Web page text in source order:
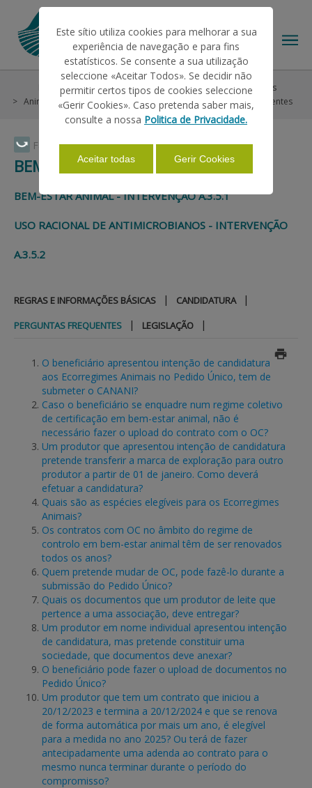
Faça Swipe para ver o menu
HELP/SUPPORT
INFORMATIONS
Login / Register
Help/Support Helps on Unique Request
Ecorregimes
Animais
Bem-estar e Antimicrobianos Perguntas Frequentes
BEM-ESTAR E ANTIMICROBIANOS
BEM-ESTAR ANIMAL - INTERVENÇÃO A.3.5.1
USO RACIONAL DE ANTIMICROBIANOS - INTERVENÇÃO
A.3.5.2
REGRAS E INFORMAÇÕES BÁSICAS | CANDIDATURA |
PERGUNTAS FREQUENTES | LEGISLAÇÃO |
O beneficiário apresentou intenção de candidatura
aos Ecorregimes Animais no Pedido Único, tem de
submeter o CANANI?
Caso o beneficiário se enquadre num regime coletivo
de certificação em bem-estar animal, não é
necessário fazer o upload do contrato com o OC?
Um produtor que apresentou intenção de candidatura
pretende transferir a marca de exploração para outro
produtor a partir de 01 de janeiro. Como deverá
efetuar a candidatura?
Quais são as espécies elegíveis para os Ecorregimes
Animais?
Os contratos com OC no âmbito do regime de
controlo em bem-estar animal têm de ser renovados
todos os anos?
Quem pretende mudar de OC, pode fazê-lo durante a
submissão do Pedido Único?
Quais os documentos que um produtor de leite que
pertence a uma associação, deve entregar?
Um produtor em nome individual apresentou intenção
de candidatura, mas pretende constituir uma
sociedade, que documentos deve anexar?
O beneficiário pode fazer o upload de documentos no
Pedido Único?
Um produtor que tem um contrato que iniciou a
20/12/2023 e termina a 20/12/2024 e que se renova
de forma automática por mais um ano, é elegível
para a medida no ano 2025? Ou terá de fazer
antecipadamente uma adenda ao contrato para o
mesmo nunca terminar durante o período do
compromisso?
Este sítio utiliza cookies para melhorar a sua
experiência de navegação e para fins
estatísticos. Se consente a sua utilização
seleccione «Aceitar Todos». Se decidir não
permitir certos tipos de cookies seleccione
«Gerir Cookies». Caso pretenda saber mais,
consulte a nossa Politica de Privacidade.
Aceitar todas Gerir Cookies